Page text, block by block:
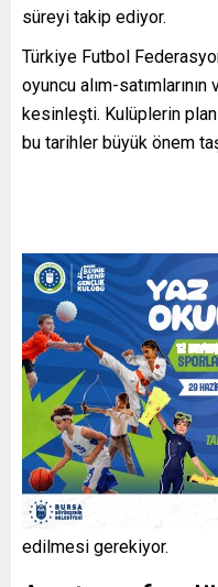
süreyi takip ediyor.
Türkiye Futbol
oyuncu alım-
kesinleşti. Kulüplerin
bu tarihler büyük önem
Transfer
erecek?
Yaz transfer dönemi22
4 Eylül 2026tarihinde
gerçekleştirilen
edilmesi gerekiyor.